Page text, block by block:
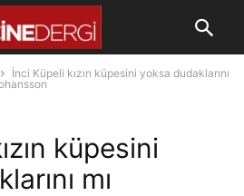
İnci Küpeli kızın küpesini yoksa dudaklarını
küpesini
mı